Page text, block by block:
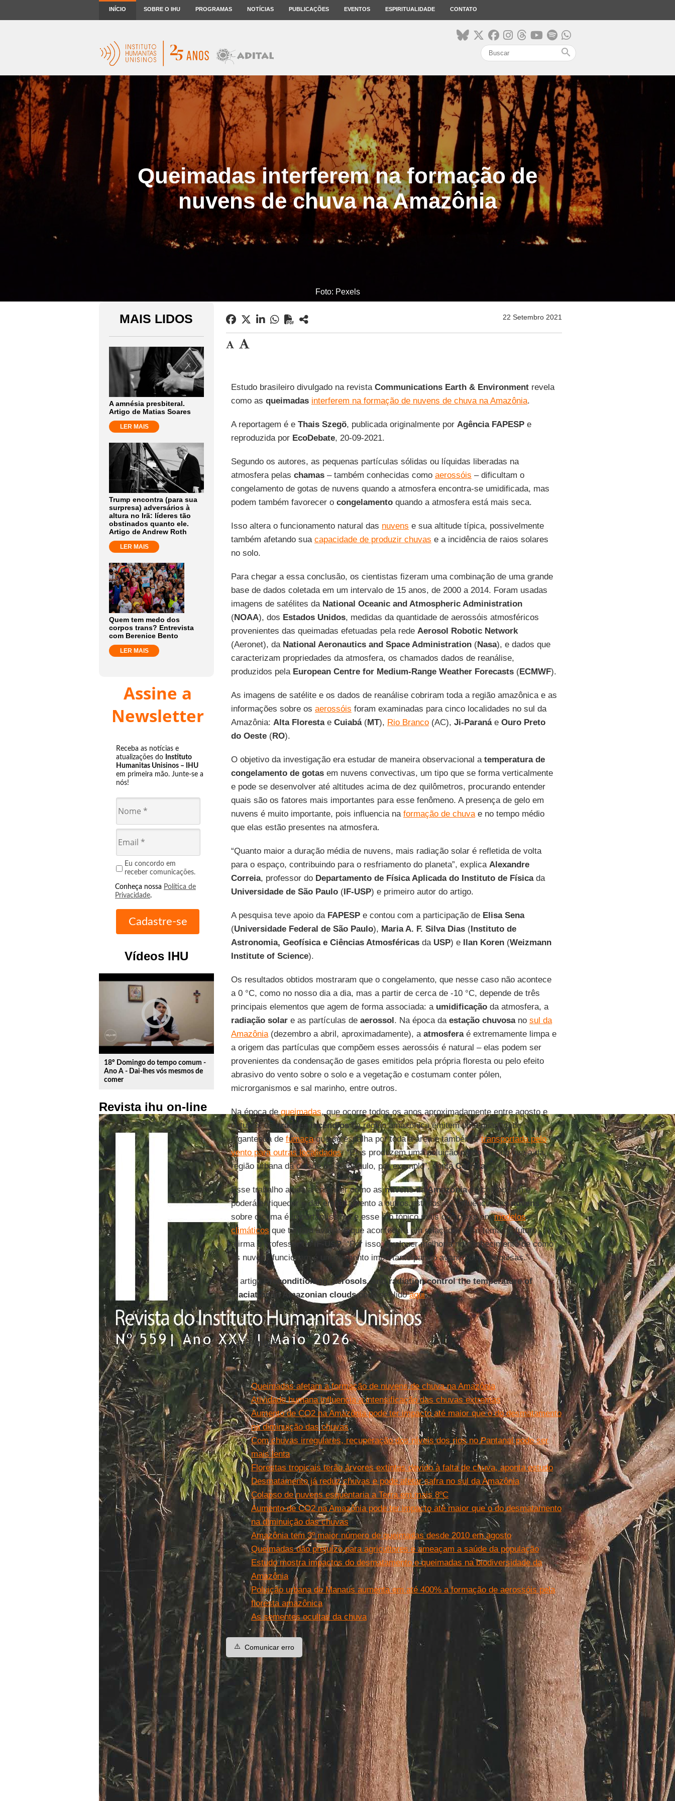
INÍCIO SOBRE O IHU PROGRAMAS NOTÍCIAS PUBLICAÇÕES EVENTOS ESPIRITUALIDADE CONTATO
search
Queimadas interferem na formação de
nuvens de chuva na Amazônia
Foto: Pexels
MAIS LIDOS
A amnésia presbiteral.
Artigo de Matias Soares
LER MAIS
Trump encontra (para sua
surpresa) adversários à
altura no Irã: líderes tão
obstinados quanto ele.
Artigo de Andrew Roth
LER MAIS
Quem tem medo dos
corpos trans? Entrevista
com Berenice Bento
LER MAIS
Assine a
Newsletter
Receba as notícias e
atualizações do Instituto
Humanitas Unisinos – IHU
em primeira mão. Junte-se a
nós!
Eu concordo em
receber comunicações.
Conheça nossa Política de
Privacidade.
Vídeos IHU
play_circle_outline
18º Domingo do tempo comum -
Ano A - Dai-lhes vós mesmos de
comer
Revista ihu on-line
22 Setembro 2021
Estudo brasileiro divulgado na revista Communications Earth & Environmentrevela
como as queimadas interferem na formação de nuvens de chuva na Amazônia.
A reportagem é e Thais Szegö, publicada originalmente por Agência FAPESPe
reproduzida por EcoDebate, 20-09-2021.
Segundo os autores, as pequenas partículas sólidas ou líquidas liberadas na
atmosfera pelas chamas– também conhecidas como aerossóis – dificultam o
congelamento de gotas de nuvens quando a atmosfera encontra-se umidificada, mas
podem também favorecer o congelamentoquando a atmosfera está mais seca.
Isso altera o funcionamento natural das nuvens e sua altitude típica, possivelmente
também afetando sua capacidade de produzir chuvas e a incidência de raios solares
no solo.
Para chegar a essa conclusão, os cientistas fizeram uma combinação de uma grande
base de dados coletada em um intervalo de 15 anos, de 2000 a 2014. Foram usadas
imagens de satélites da National Oceanic and Atmospheric Administration
(NOAA), dos Estados Unidos, medidas da quantidade de aerossóis atmosféricos
provenientes das queimadas efetuadas pela rede Aerosol Robotic Network
(Aeronet), da National Aeronautics and Space Administration(Nasa), e dados que
caracterizam propriedades da atmosfera, os chamados dados de reanálise,
produzidos pela European Centre for Medium-Range Weather Forecasts(ECMWF).
As imagens de satélite e os dados de reanálise cobriram toda a região amazônica e as
informações sobre os aerossóis foram examinadas para cinco localidades no sul da
Amazônia: Alta Florestae Cuiabá(MT), Rio Branco(AC), Ji-Paranáe Ouro Preto
do Oeste(RO).
O objetivo da investigação era estudar de maneira observacional a temperatura de
congelamento de gotasem nuvens convectivas, um tipo que se forma verticalmente
e pode se desenvolver até altitudes acima de dez quilômetros, procurando entender
quais são os fatores mais importantes para esse fenômeno. A presença de gelo em
nuvens é muito importante, pois influencia na formação de chuvae no tempo médio
que elas estão presentes na atmosfera.
“Quanto maior a duração média de nuvens, mais radiação solar é refletida de volta
para o espaço, contribuindo para o resfriamento do planeta”, explica Alexandre
Correia, professor do Departamento de Física Aplicada do Instituto de Físicada
Universidade de São Paulo(IF-USP) e primeiro autor do artigo.
A pesquisa teve apoio da FAPESPe contou com a participação de Elisa Sena
(Universidade Federal de São Paulo), Maria A. F. Silva Dias(Instituto de
Astronomia, Geofísica e Ciências Atmosféricasda USP) e Ilan Koren(Weizmann
Institute of Science).
Os resultados obtidos mostraram que o congelamento, que nesse caso não acontece
a 0 °C, como no nosso dia a dia, mas a partir de cerca de -10 °C, depende de três
principais elementos que agem de forma associada: a umidificaçãoda atmosfera, a
radiação solare as partículas de aerossol. Na época da estação chuvosano sul da
Amazônia(dezembro a abril, aproximadamente), a atmosferaé extremamente limpa e
a origem das partículas que compõem esses aerossóis é natural – elas podem ser
provenientes da condensação de gases emitidos pela própria floresta ou pelo efeito
abrasivo do vento sobre o solo e a vegetação e costumam conter pólen,
microrganismos e sal marinho, entre outros.
Na época dequeimadas, que ocorre todos os anos aproximadamente entre agosto e
outubro, os grandes incêndiosna região amazônica emitem uma quantidade
gigantesca de fumaçaque se espalha por toda a área e também étransportada pelo
vento para outras localidades. “Eles produzem uma poluição muito pior do que a da
região urbana da cidade de São Paulo, por exemplo”, contaCorreia.
Esse trabalho ajuda a entender como asnuvens da Amazôniase comportam e
poderá enriquecer e dar embasamento a outros estudos. “A influência dasnuvens
sobre o clima é importantíssima e esse é o tópico mais complexo emmodelos
climáticos que tentam avaliar o que acontecerá em relação a esse tema no futuro”,
afirma o professor do IF-USP. “Por isso, qualquer melhoria no conhecimento de como
as nuvens funcionam é um elemento importante para o avanço das pesquisas.”
O artigoPreconditioning, aerosols, and radiation control the temperature of
glaciation in Amazonian cloudspode ser lidoaqui.
Leia mais
Queimadas afetam a formação de nuvens de chuva na Amazônia
Atividade humana influencia a intensificação das chuvas extremas
Aumento de CO2 na Amazônia pode ter impacto até maior que o do desmatamento
na diminuição das chuvas
Com chuvas irregulares, recuperação dos níveis dos rios no Pantanal pode ser
mais lenta
Florestas tropicais terão árvores extintas devido à falta de chuva, aponta estudo
Desmatamento já reduz chuvas e pode afetar safra no sul da Amazônia
Colapso de nuvens esquentaria a Terra em mais 8ºC
Aumento de CO2 na Amazônia pode ter impacto até maior que o do desmatamento
na diminuição das chuvas
Amazônia tem 3º maior número de queimadas desde 2010 em agosto
Queimadas dão prejuízo para agricultores e ameaçam a saúde da população
Estudo mostra impactos do desmatamento e queimadas na biodiversidade da
Amazônia
Poluição urbana de Manaus aumenta em até 400% a formação de aerossóis pela
floresta amazônica
As sementes ocultas da chuva
⚠️ Comunicar erro